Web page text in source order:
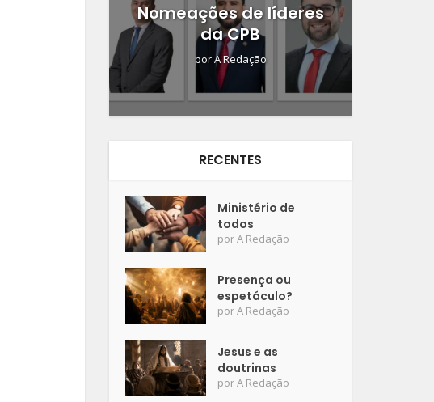
Nomeações de líderes
da CPB
porA Redação
RECENTES
Ministério de
todos
porA Redação
Presença ou
espetáculo?
porA Redação
Jesus e as
doutrinas
porA Redação